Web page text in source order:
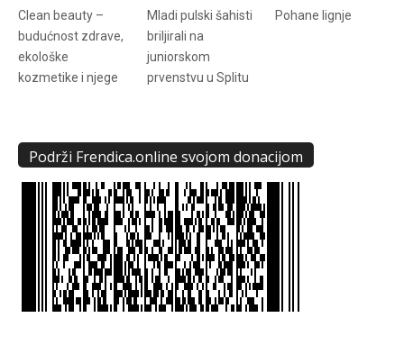
Clean beauty –
budućnost zdrave,
ekološke
kozmetike i njege
Mladi pulski šahisti
briljirali na
juniorskom
prvenstvu u Splitu
Pohane lignje
Podrži Frendica.online svojom donacijom